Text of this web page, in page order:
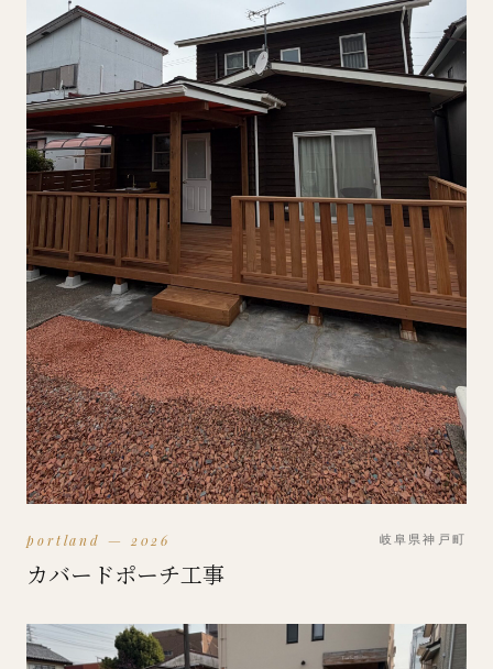
portland — 2026
カバードポーチ工事
岐阜県神戸町